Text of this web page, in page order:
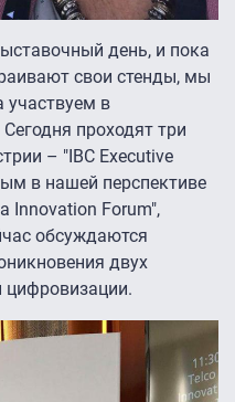
день, и пока
свои стенды, мы
участвуем в
проходят три
– "IBC Executive
в нашей перспективе
Innovation Forum",
обсуждаются
двух
цифровизации.